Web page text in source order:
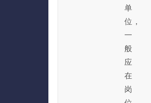
单
位，
一
般
应
在
岗